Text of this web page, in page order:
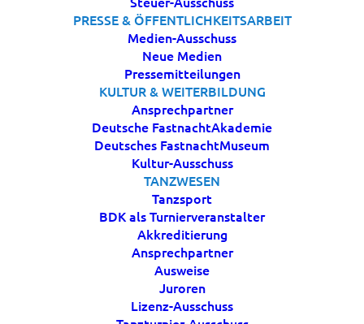
PRESSE & ÖFFENTLICHKEITSARBEIT
Medien-Ausschuss
Neue Medien
Pressemitteilungen
KULTUR & WEITERBILDUNG
Ansprechpartner
Deutsche FastnachtAkademie
Deutsches FastnachtMuseum
Kultur-Ausschuss
TANZWESEN
Tanzsport
BDK als Turnierveranstalter
Akkreditierung
Ansprechpartner
Ausweise
Juroren
Lizenz-Ausschuss
Vielfalt feiern – Inklusion
im Karneval ist gelebte
Gemeinschaft